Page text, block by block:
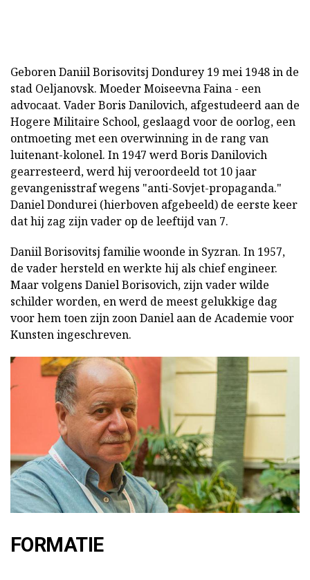
Geboren Daniil Borisovitsj Dondurey 19 mei 1948 in de
stad Oeljanovsk. Moeder Moiseevna Faina - een
advocaat. Vader Boris Danilovich, afgestudeerd aan de
Hogere Militaire School, geslaagd voor de oorlog, een
ontmoeting met een overwinning in de rang van
luitenant-kolonel. In 1947 werd Boris Danilovich
gearresteerd, werd hij veroordeeld tot 10 jaar
gevangenisstraf wegens "anti-Sovjet-propaganda."
Daniel Dondurei (hierboven afgebeeld) de eerste keer
dat hij zag zijn vader op de leeftijd van 7.
Daniil Borisovitsj familie woonde in Syzran. In 1957,
de vader hersteld en werkte hij als chief engineer.
Maar volgens Daniel Borisovich, zijn vader wilde
schilder worden, en werd de meest gelukkige dag
voor hem toen zijn zoon Daniel aan de Academie voor
Kunsten ingeschreven.
FORMATIE